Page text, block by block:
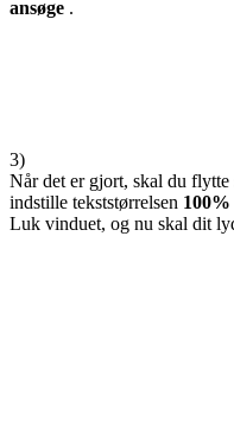
ansøge .
3)
Når det er gjort, skal du
indstille tekststørrelsen 100%
Luk vinduet, og nu skal dit